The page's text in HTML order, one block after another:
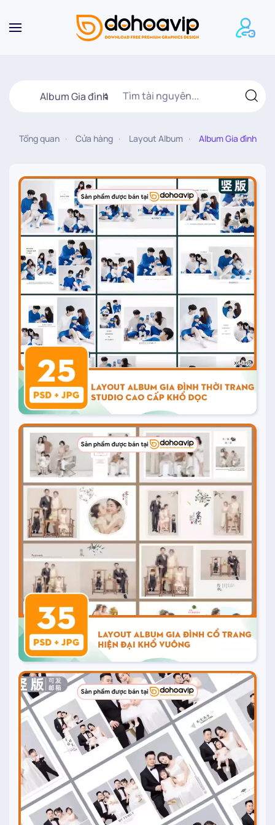
Skip to main content
Tổng quan Cửa hàng Layout Album Album Gia đình
20.000₫
Mua ngay
20.000₫
Mua ngay
20.000₫
Mua ngay